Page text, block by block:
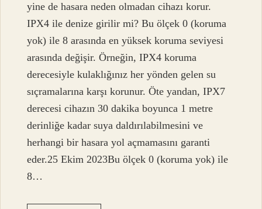
yine de hasara neden olmadan cihazı korur.
IPX4 ile denize girilir mi? Bu ölçek 0 (koruma
yok) ile 8 arasında en yüksek koruma seviyesi
arasında değişir. Örneğin, IPX4 koruma
derecesiyle kulaklığınız her yönden gelen su
sıçramalarına karşı korunur. Öte yandan, IPX7
derecesi cihazın 30 dakika boyunca 1 metre
derinliğe kadar suya daldırılabilmesini ve
herhangi bir hasara yol açmamasını garanti
eder.25 Ekim 2023Bu ölçek 0 (koruma yok) ile
8…